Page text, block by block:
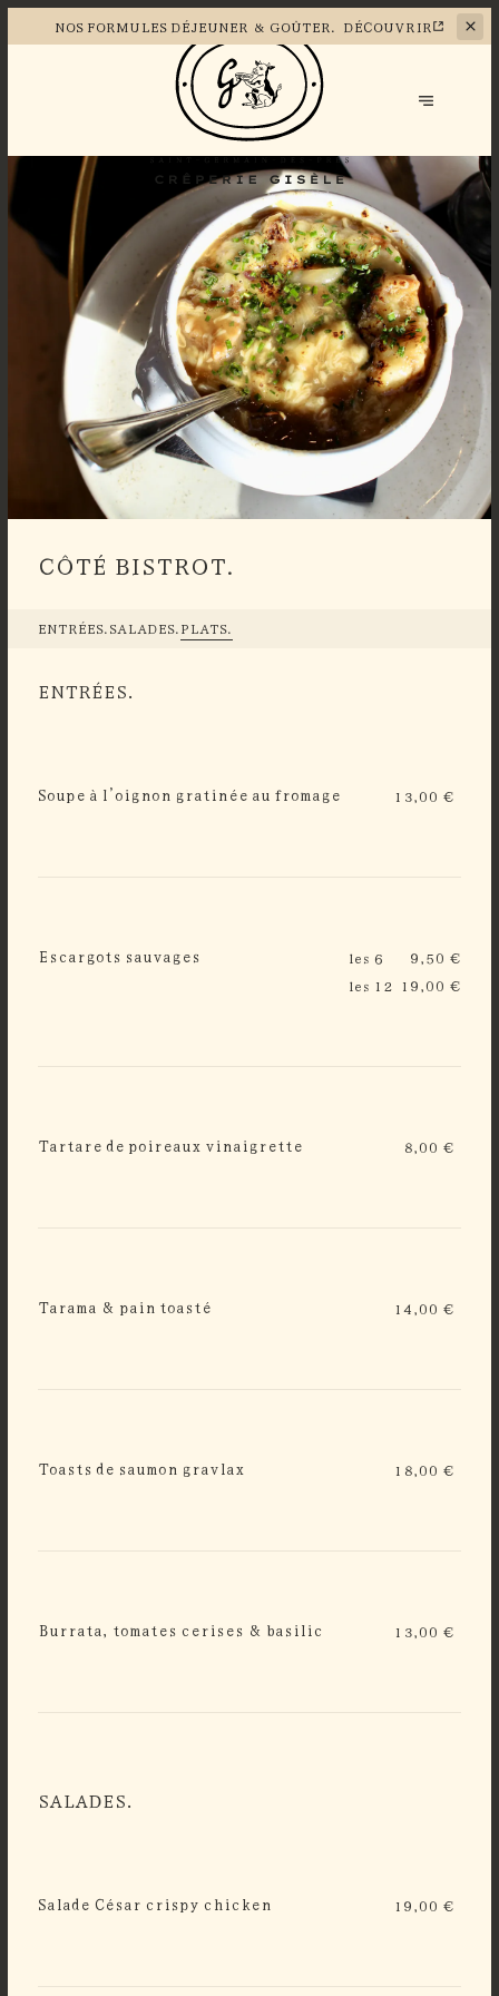
NOS FORMULES DÉJEUNER & GOÛTER. DÉCOUVRIR
CÔTÉ BISTROT.
ENTRÉES.SALADES.PLATS.
ENTRÉES.
Soupe à l’oignon gratinée au fromage 13,00 €
Escargots sauvages les 6
9,50 €
les 12 19,00 €
Tartare de poireaux vinaigrette 8,00 €
Tarama & pain toasté 14,00 €
Toasts de saumon gravlax 18,00 €
Burrata, tomates cerises & basilic 13,00 €
SALADES.
Salade César crispy chicken 19,00 €